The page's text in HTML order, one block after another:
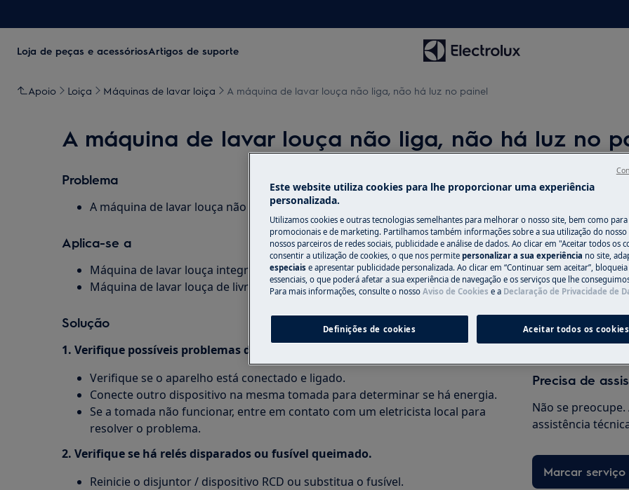
Loja de peças e acessóriosArtigos de suporte
Apoio Loiça Máquinas de lavar loiça A máquina de lavar louça não liga, não há luz no painel
A máquina de lavar louça não liga, não há luz no
Problema
A máquina de lavar louça não liga, não há luz no painel
Aplica-se a
Máquina de lavar louça integrada
Máquina de lavar louça de livre instalação
Solução
1. Verifique possíveis problemas de energia.
Verifique se o aparelho está conectado e ligado.
Conecte outro dispositivo na mesma tomada para determinar se há energia.
Se a tomada não funcionar, entre em contato com um eletricista local para
resolver o problema.
2. Verifique se há relés disparados ou fusível queimado.
Reinicie o disjuntor / dispositivo RCD ou substitua o fusível.
Encontre as
seu
os diretamente
Precisa de
Não se
assistência
Marcar serviço
Este website utiliza cookies para lhe proporcionar uma experiência
personalizada.
Utilizamos cookies e outras tecnologias semelhantes para melhorar o nosso site, bem como
promocionais e de marketing. Partilhamos também informações sobre a sua utilização do nosso
nossos parceiros de redes sociais, publicidade e análise de dados. Ao clicar em "Aceitar todos os
consentir a utilização de cookies, o que nos permite personalizar a sua experiência no site,
especiais e apresentar publicidade personalizada. Ao clicar em “Continuar sem aceitar”,
essenciais, o que poderá afetar a sua experiência de navegação e os serviços que lhe
Para mais informações, consulte o nosso Aviso de Cookies e a Declaração de Privacidade de
Definições de cookies Aceitar todos os cookies